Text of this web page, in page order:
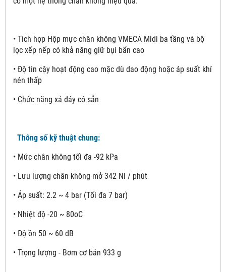
• Tích hợp Hộp mực chân không VMECA Midi ba tầng và bộ
lọc xếp nếp có khả năng giữ bụi bẩn cao
• Độ tin cậy hoạt động cao mặc dù dao động hoặc áp suất khí
nén thấp
• Chức năng xả đáy có sẵn
Thông số kỹ thuật chung:
• Mức chân không tối đa -92 kPa
• Lưu lượng chân không mở 342 Nl / phút
• Áp suất: 2.2 ~ 4 bar (Tối đa 7 bar)
• Nhiệt độ -20 ~ 80oC
• Độ ồn 50 ~ 60 dB
• Trọng lượng - Bơm cơ bản 933 g